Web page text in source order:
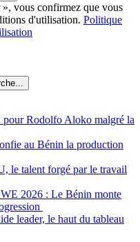
vous confirmez que vous
d'utilisation. Politique
Rodolfo Aloko malgré la
au Bénin la production
le talent forgé par le travail
2026 : Le Bénin monte
leader, le haut du tableau